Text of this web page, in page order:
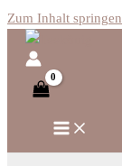
Zum Inhalt springen